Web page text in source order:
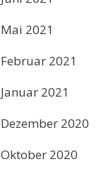
Mai 2021
Februar 2021
Januar 2021
Dezember 2020
Oktober 2020